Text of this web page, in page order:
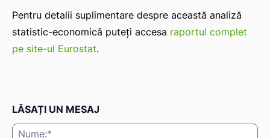
Pentru detalii suplimentare despre această analiză
statistic-economicǎ puteți accesa raportul complet
pe site-ul Eurostat.
LĂSAȚI UN MESAJ